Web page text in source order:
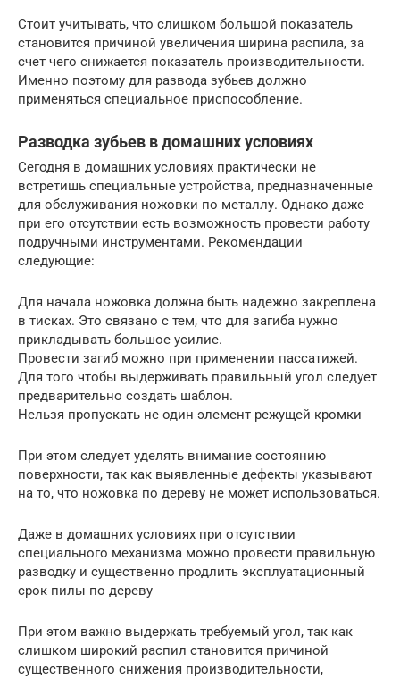
Стоит учитывать, что слишком большой показатель
становится причиной увеличения ширина распила, за
счет чего снижается показатель производительности.
Именно поэтому для развода зубьев должно
применяться специальное приспособление.
Разводка зубьев в домашних условиях
Сегодня в домашних условиях практически не
встретишь специальные устройства, предназначенные
для обслуживания ножовки по металлу. Однако даже
при его отсутствии есть возможность провести работу
подручными инструментами. Рекомендации
следующие:
Для начала ножовка должна быть надежно закреплена
в тисках. Это связано с тем, что для загиба нужно
прикладывать большое усилие.
Провести загиб можно при применении пассатижей.
Для того чтобы выдерживать правильный угол следует
предварительно создать шаблон.
Нельзя пропускать не один элемент режущей кромки
При этом следует уделять внимание состоянию
поверхности, так как выявленные дефекты указывают
на то, что ножовка по дереву не может использоваться.
Даже в домашних условиях при отсутствии
специального механизма можно провести правильную
разводку и существенно продлить эксплуатационный
срок пилы по дереву
При этом важно выдержать требуемый угол, так как
слишком широкий распил становится причиной
существенного снижения производительности,